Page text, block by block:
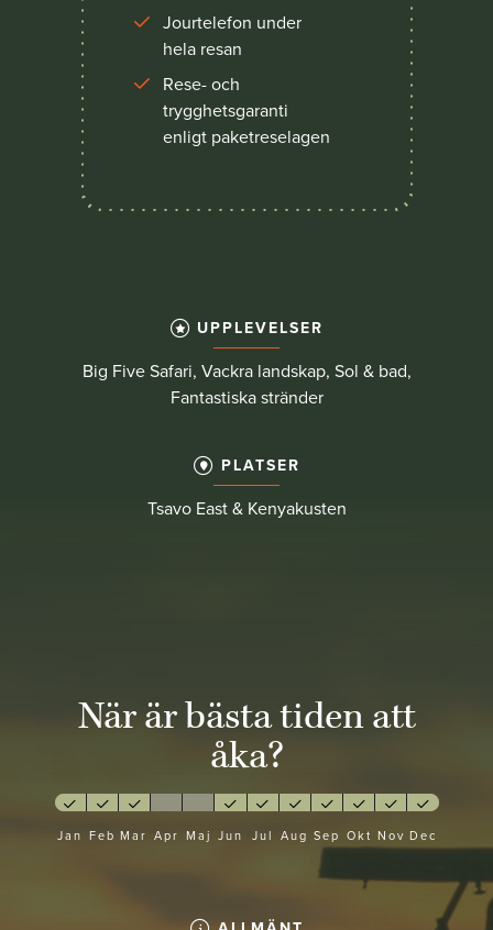
Jourtelefon under
hela resan
Rese- och
trygghetsgaranti
enligt paketreselagen
UPPLEVELSER
Big Five Safari, Vackra landskap, Sol & bad,
Fantastiska stränder
PLATSER
Tsavo East & Kenyakusten
När är bästa tiden att
åka?
Jan Feb Mar Apr Maj Jun Jul Aug Sep Okt Nov Dec